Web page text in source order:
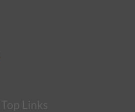
Top Links